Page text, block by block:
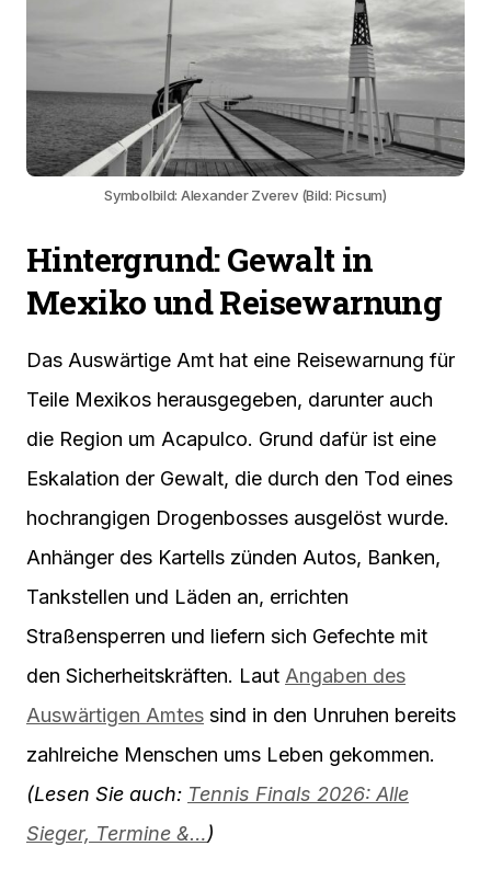
Symbolbild: Alexander Zverev (Bild: Picsum)
Hintergrund: Gewalt in
Mexiko und Reisewarnung
Das Auswärtige Amt hat eine Reisewarnung für
Teile Mexikos herausgegeben, darunter auch
die Region um Acapulco. Grund dafür ist eine
Eskalation der Gewalt, die durch den Tod eines
hochrangigen Drogenbosses ausgelöst wurde.
Anhänger des Kartells zünden Autos, Banken,
Tankstellen und Läden an, errichten
Straßensperren und liefern sich Gefechte mit
den Sicherheitskräften. Laut Angaben des
Auswärtigen Amtes sind in den Unruhen bereits
zahlreiche Menschen ums Leben gekommen.
(Lesen Sie auch: Tennis Finals 2026: Alle
Sieger, Termine &…)